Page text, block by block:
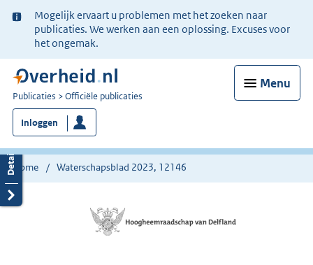
Ter
informatie:
Mogelijk ervaart u problemen met het zoeken naar
publicaties. We werken aan een oplossing. Excuses voor
het ongemak.
Menu
U
bent
nu
hier:
Publicaties Officiële publicaties
Inloggen
Home Waterschapsblad 2023, 12146